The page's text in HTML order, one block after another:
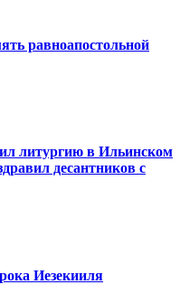
равноапостольной
литургию в Ильинском
десантников с
Иезекииля